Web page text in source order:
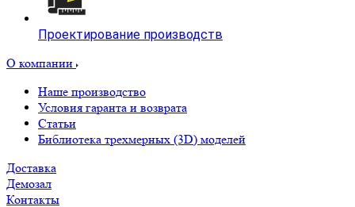
Проектирование производств
О компании
Наше производство
Условия гаранта и возврата
Статьи
Библиотека трехмерных (3D) моделей
Доставка
Демозал
Контакты